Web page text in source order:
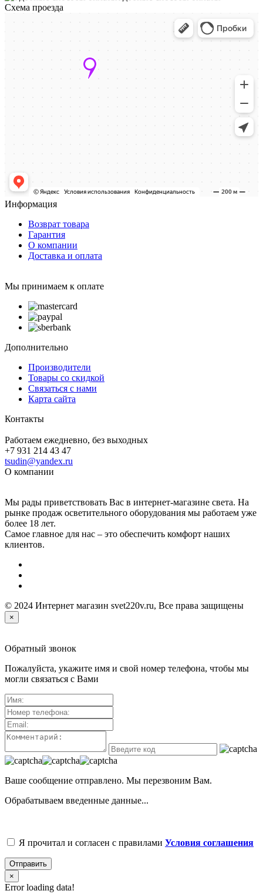
Схема проезда
Информация
Возврат товара
Гарантия
О компании
Доставка и оплата
Мы принимаем к оплате
Дополнительно
Производители
Товары со скидкой
Связаться с нами
Карта сайта
Контакты
Работаем ежедневно, без выходных
+7 931 214 43 47
tsudin@yandex.ru
О компании
Мы рады приветствовать Вас в интернет-магазине света. На
рынке продаж осветительного оборудования мы работаем уже
более 18 лет.
Самое главное для нас – это обеспечить комфорт наших
клиентов.
© 2024 Интернет магазин svet220v.ru, Все права защищены
×
Обратный звонок
Пожалуйста, укажите имя и свой номер телефона, чтобы мы
могли связаться с Вами
Ваше сообщение отправлено. Мы перезвоним Вам.
Обрабатываем введенные данные...
Я прочитал и согласен с правилами Условия соглашения
Отправить
×
Error loading data!